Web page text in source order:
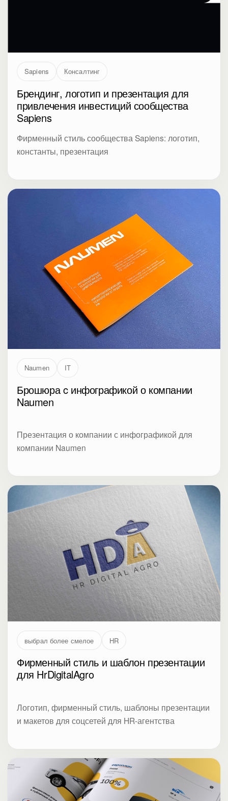
Sapiens Консалтинг
Брендинг, логотип и презентация для
привлечения инвестиций сообщества
Sapiens
Фирменный стиль сообщества Sapiens: логотип,
константы, презентация
Naumen IT
Брошюра c инфографикой о компании
Naumen
Презентация о компании с инфографикой для
компании Naumen
выбрал более смелое HR
Фирменный стиль и шаблон презентации
для HrDigitalAgro
Логотип, фирменный стиль, шаблоны презентации
и макетов для соцсетей для HR-агентства